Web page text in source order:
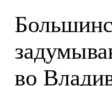
во